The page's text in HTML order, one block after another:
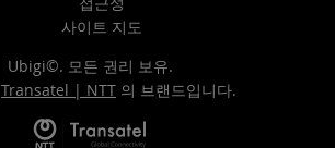
사이트 지도
Ubigi©. 모든 권리 보유.
Transatel | NTT 의 브랜드입니다.